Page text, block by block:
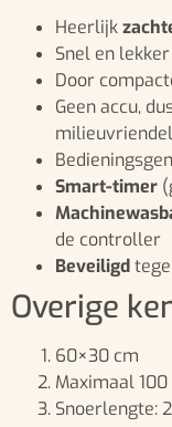
Heerlijk
Snel en
Door
Geen accu,
Smart-timer
de controller
Beveiligd
Overige
60×30 cm
Maximaal
Snoerlengte: